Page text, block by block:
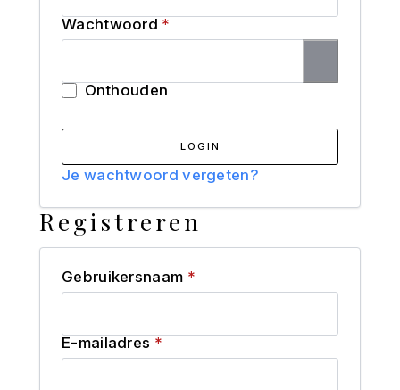
Wachtwoord *Vereist
Onthouden
LOGIN
Je wachtwoord vergeten?
Registreren
Gebruikersnaam *Vereist
E-mailadres *Vereist